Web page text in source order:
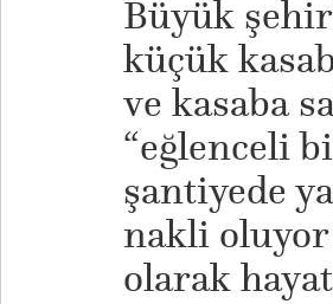
Büyük
küçük
ve kasaba
“eğlenceli
şantiyede
nakli
olarak